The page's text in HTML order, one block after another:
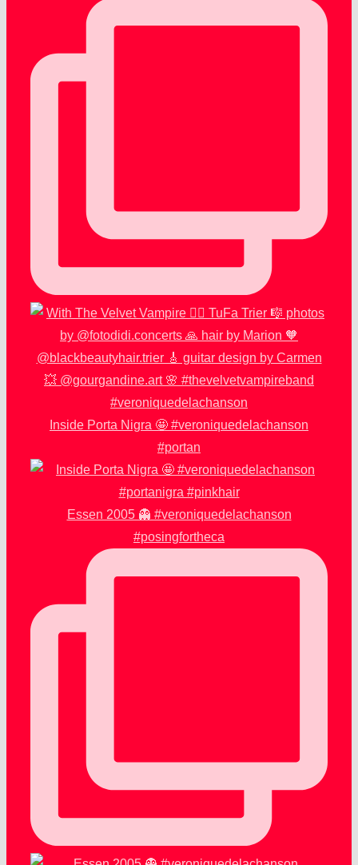
Inside Porta Nigra 🤩 #veroniquedelachanson
#portan
Essen 2005 👻 #veroniquedelachanson
#posingfortheca